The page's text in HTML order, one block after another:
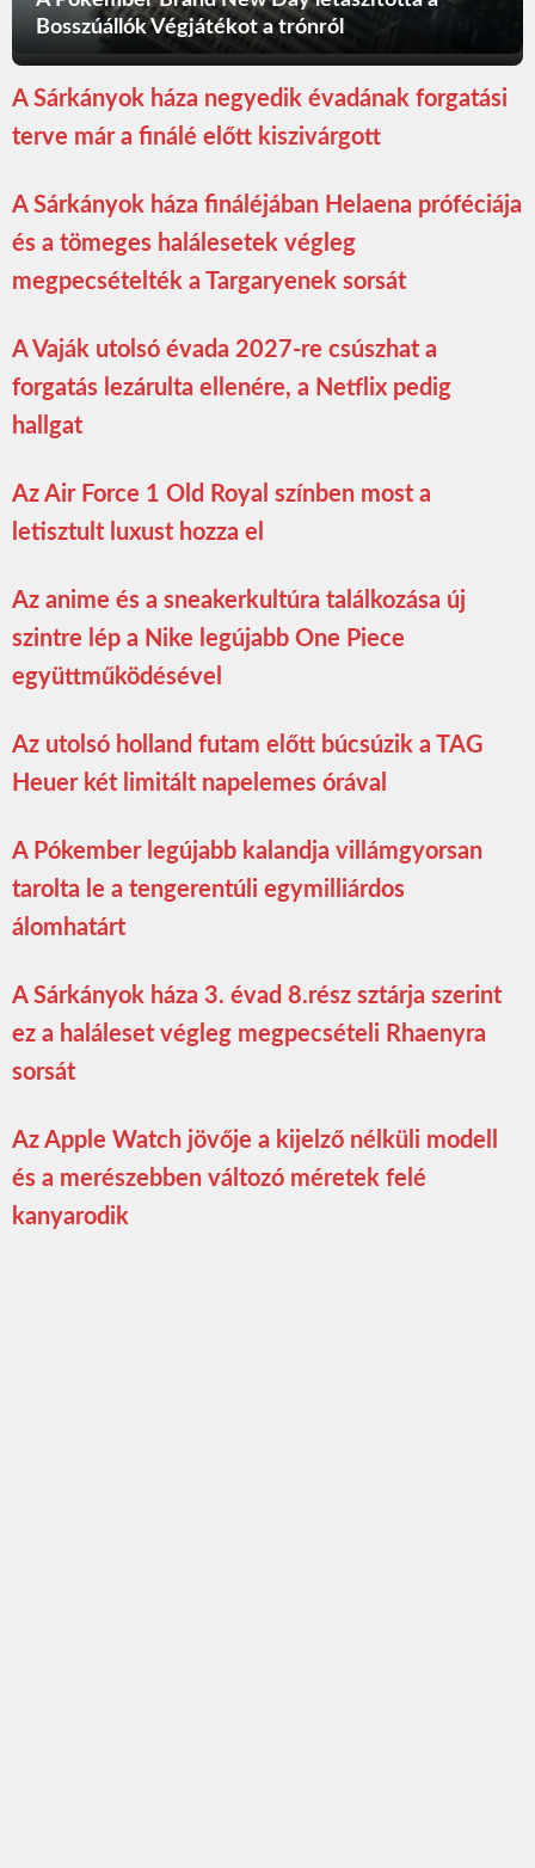
Bosszúállók Végjátékot a trónról
A Sárkányok háza negyedik évadának forgatási
terve már a finálé előtt kiszivárgott
A Sárkányok háza fináléjában Helaena próféciája
és a tömeges halálesetek végleg
megpecsételték a Targaryenek sorsát
A Vaják utolsó évada 2027-re csúszhat a
forgatás lezárulta ellenére, a Netflix pedig
hallgat
Az Air Force 1 Old Royal színben most a
letisztult luxust hozza el
Az anime és a sneakerkultúra találkozása új
szintre lép a Nike legújabb One Piece
együttműködésével
Az utolsó holland futam előtt búcsúzik a TAG
Heuer két limitált napelemes órával
A Pókember legújabb kalandja villámgyorsan
tarolta le a tengerentúli egymilliárdos
álomhatárt
A Sárkányok háza 3. évad 8.rész sztárja szerint
ez a haláleset végleg megpecsételi Rhaenyra
sorsát
Az Apple Watch jövője a kijelző nélküli modell
és a merészebben változó méretek felé
kanyarodik